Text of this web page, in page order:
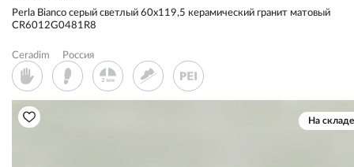
Perla Bianco серый светлый 60x119,5 керамический гранит матовый
CR6012G0481R8
Ceradim Россия
На складе